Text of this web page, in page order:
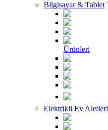
Bilgisayar & Tablet
Ürünleri
Elektrikli Ev Aletleri